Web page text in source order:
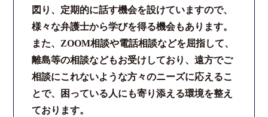
コロナと労働問題
資料ダウンロード
お問い合わせフォーム
プライバシーポリシー
図り、定期的に話す機会を設けていますので、
様々な弁護士から学びを得る機会もあります。
また、ZOOM相談や電話相談などを屈指して、
離島等の相談などもお受けしており、遠方でご
相談にこれないような方々のニーズに応えるこ
とで、困っている人にも寄り添える環境を整え
ております。